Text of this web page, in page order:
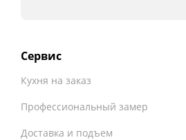
Сервис
Кухня на заказ
Профессиональный замер
Доставка и подъем